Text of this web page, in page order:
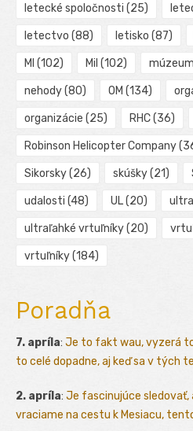
letecké spoločnosti (25)
letectvo (88) letisko (87)
MI (102) Mil (102) múzeum
nehody(80) OM (134)
organizácie (25) RHC(36)
Robinson Helicopter Company
Sikorsky(26) skúšky(21)
udalosti (48) UL(20)
ultraľahké vrtuľníky(20)
vrtuľníky(184)
Poradňa
7. apríla: Je to fakt wau, vyzerá
to celé dopadne, aj keď sa v tých
2. apríla: Je fascinujúce sledovať,
vraciame na cestu k Mesiacu,